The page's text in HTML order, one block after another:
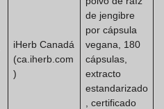
iHerb Canadá
(ca.iherb.com
)
de jengibre
por cápsula
vegana, 180
cápsulas,
extracto
estandarizado
, certificado